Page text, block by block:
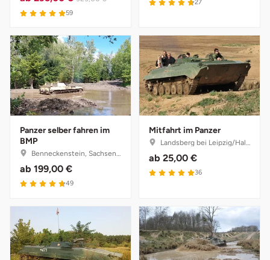
5 von 5
59
27
Panzer selber fahren im
BMP
Benneckenstein, Sachsen-Anhalt
ab 199,00 €
4.8 von 5
49
Mitfahrt im Panzer
Landsberg bei Leipzig/Halle, Sachsen-Anhalt
ab 25,00 €
5 von 5
36
Dessau
Dietzenbach
Dorsten
Dortmund
Duisburg